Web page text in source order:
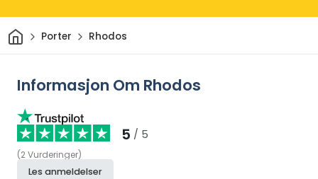
HjemPorter Rhodos
Informasjon Om Rhodos
5 / 5
(2Vurderinger)
Les anmeldelser